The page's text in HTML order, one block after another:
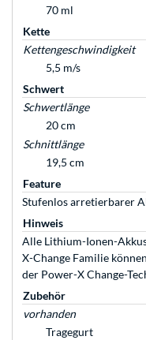
70 ml
Kette
Kettengeschwindigkeit
5,5 m/s
Schwert
Schwertlänge
20 cm
Schnittlänge
19,5 cm
Feature
Stufenlos arretierbarer
Hinweis
Alle Lithium-Ionen-
X-Change Familie
der Power-X Change-
Zubehör
vorhanden
Tragegurt